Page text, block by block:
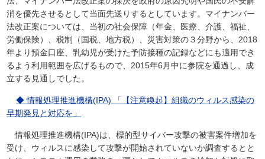
消を優先させるとして当面先送りするとしています。マイナンバー
法改正案については、当初の社会保障（年金、医療、介護、福祉、
労働保険）、税制（国税、地方税）、災害対策の３分野から、2018
年より預金口座、乳幼児が受けた予防接種の記録などにも適用でき
るよう利用範囲を広げるもので、2015年6月中に参院を通過し、成
立する見通しでした。
◆ 情報処理推進機構(IPA) 「【注意喚起】組織のウィルス感染の
早期発見と対応を」
情報処理推進機構(IPA)は、標的型サイバー攻撃の被害案件増加を
受け、ウィルスに感染して攻撃が開始されていないか調査するとと